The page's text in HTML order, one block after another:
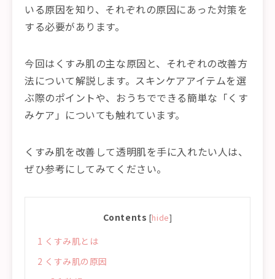
いる原因を知り、それぞれの原因にあった対策を
する必要があります。
今回はくすみ肌の主な原因と、それぞれの改善方
法について解説します。スキンケアアイテムを選
ぶ際のポイントや、おうちでできる簡単な「くす
みケア」についても触れています。
くすみ肌を改善して透明肌を手に入れたい人は、
ぜひ参考にしてみてください。
Contents [hide]
1 くすみ肌とは
2 くすみ肌の原因